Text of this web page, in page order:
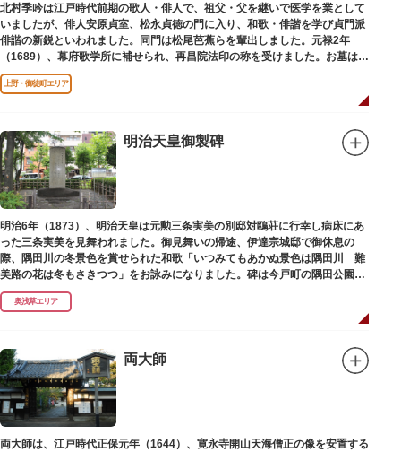
北村季吟は江戸時代前期の歌人・俳人で、祖父・父を継いで医学を業として
いましたが、俳人安原貞室、松永貞徳の門に入り、和歌・俳諧を学び貞門派
俳諧の新鋭といわれました。同門は松尾芭蕉らを輩出しました。元禄2年
（1689）、幕府歌学所に補せられ、再昌院法印の称を受けました。お墓は正
慶寺（しょうけいじ）にあります。
上野・御徒町エリア
明治天皇御製碑
明治6年（1873）、明治天皇は元勲三条実美の別邸対鴎荘に行幸し病床にあ
った三条実美を見舞われました。御見舞いの帰途、伊達宗城邸で御休息の
際、隅田川の冬景色を賞せられた和歌「いつみてもあかぬ景色は隅田川 難
美路の花は冬もさきつつ」をお詠みになりました。碑は今戸町の隅田公園内
にあります。
奥浅草エリア
両大師
両大師は、江戸時代正保元年（1644）、寛永寺開山天海僧正の像を安置する